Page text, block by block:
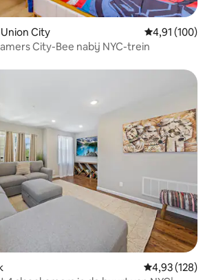
City Gemiddelde
4,91 (100)
City-Bee nabij NYC-trein
Gemiddelde
4,93 (128)